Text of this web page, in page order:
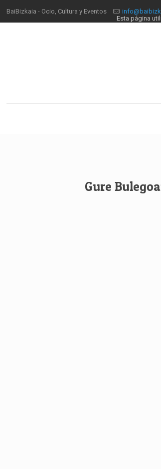
BaiBizkaia - Ocio, Cultura y Eventos
Gure
Esta página